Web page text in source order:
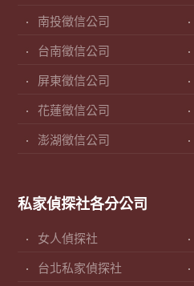
南投徵信公司
台南徵信公司
屏東徵信公司
花蓮徵信公司
澎湖徵信公司
私家偵探社各分公司
女人偵探社
台北私家偵探社